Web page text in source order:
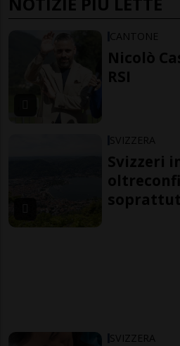
CANTONE
Nicolò
RSI
SVIZZERA
Svizzeri
SVIZZERA